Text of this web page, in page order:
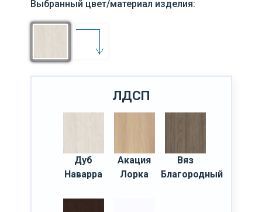
Выбранный цвет/материал изделия:
ЛДСП
Дуб
Наварра
Акация
Лорка
Вяз
Благородный